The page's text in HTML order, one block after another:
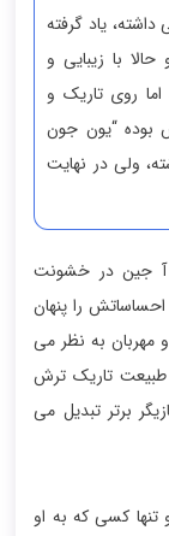
یاد گرفته
با زیبایی و
روی تاریک و
بوده “یون جون
ولی در نهایت
آ جین در خشونت
را پنهان
مهربان به نظر می
طبیعت تاریک ترش
برتر تبدیل می
تنها کسی که به او